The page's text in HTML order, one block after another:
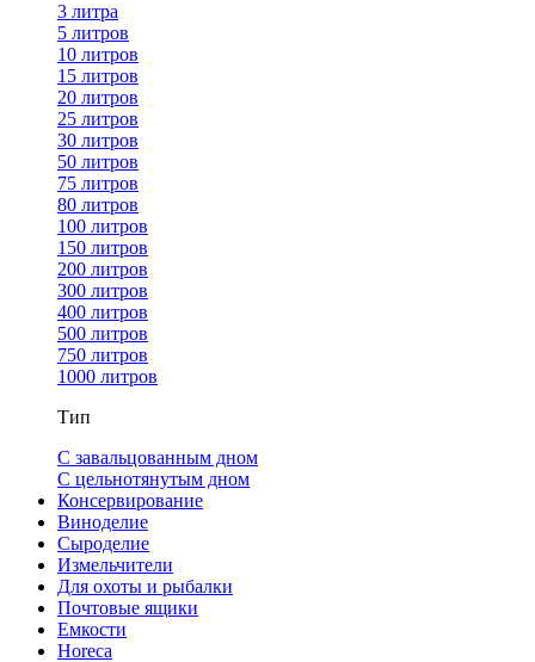
3 литра
5 литров
10 литров
15 литров
20 литров
25 литров
30 литров
50 литров
75 литров
80 литров
100 литров
150 литров
200 литров
300 литров
400 литров
500 литров
750 литров
1000 литров
Тип
С завальцованным дном
С цельнотянутым дном
Консервирование
Виноделие
Сыроделие
Измельчители
Для охоты и рыбалки
Почтовые ящики
Емкости
Horeca